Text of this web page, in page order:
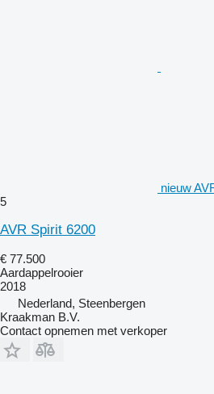
nieuw
5
AVR Spirit 6200
€ 77.500
Aardappelrooier
2018
Nederland, Steenbergen
Kraakman B.V.
Contact opnemen met verkoper